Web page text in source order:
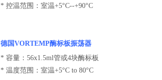
* 控温范围：室温+5°C--+90°C
德国VORTEMP酶标板振荡器
* 容量：56x1.5ml管或4块酶标板
* 温度范围：室温+5°C to 80°C